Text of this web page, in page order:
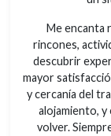
Me encanta
rincones,
descubrir
mayor
y cercanía del
alojamiento, y
volver.